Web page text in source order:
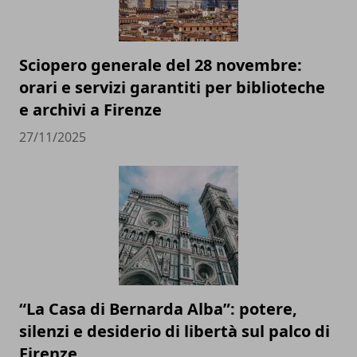
Sciopero generale del 28 novembre:
orari e servizi garantiti per biblioteche
e archivi a Firenze
27/11/2025
“La Casa di Bernarda Alba”: potere,
silenzi e desiderio di libertà sul palco di